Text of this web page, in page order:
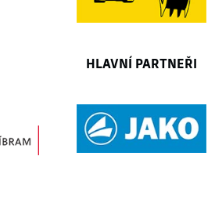
HLAVNÍ PARTNEŘI